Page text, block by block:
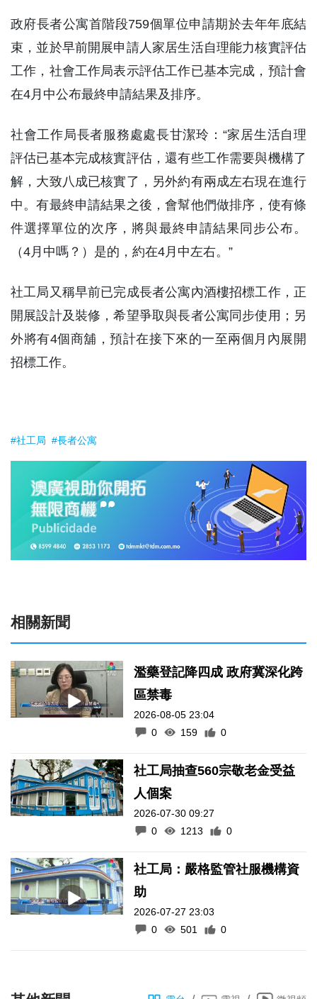
政府長者公寓首階段759個單位申請期於去年年底結
束，並於早前開展申請人家居生活自理能力核實評估
工作，社會工作局表示評估工作已基本完成，預計會
在4月中公布最終申請結果及排序。
社會工作局長者服務處處長甘潔玲：“家居生活自理
評估已基本完成核實評估，還有些工作需要與機構了
解，大致八成已核實了，另外約有兩成左右現在進行
中。有最終申請結果之後，會幫他們做排序，使有條
件選擇單位的次序，將與最終申請結果同步公布。
（4月中嗎？）是的，約在4月中左右。”
社工局又稱早前已完成長者公寓內酒樓招標工作，正
開展設計及裝修，希望爭取與長者公寓同步使用；另
外將有4個商舖，預計在接下來的一至兩個月內展開
招標工作。
#社工局 #長者公寓
相關新聞
濫藥登記降四成 政府冀深化跨
區禁毒
2026-08-05 23:04
0
159 0
社工局抽查560宗敬老金受益
人個案
2026-07-30 09:27
0
1213 0
社工局：嚴格監管社服機構資
助
2026-07-27 23:03
0
501 0